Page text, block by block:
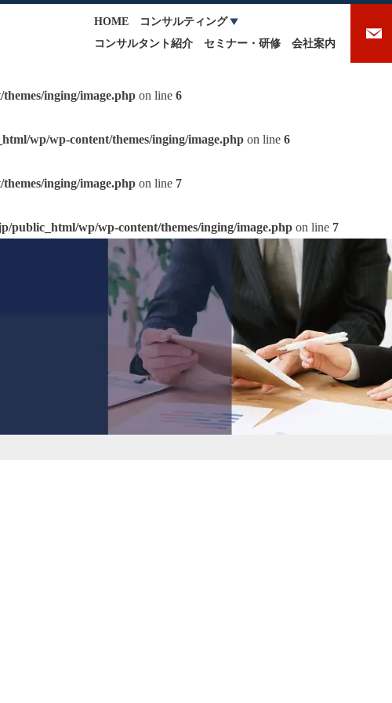
HOME
コンサルティング
コンサルタント紹介
セミナー・研修 会社案内
inging/image.php on line 6
wp/wp-content/themes/inging/image.php on line 6
inging/image.php on line 7
public_html/wp/wp-content/themes/inging/image.php on line 7